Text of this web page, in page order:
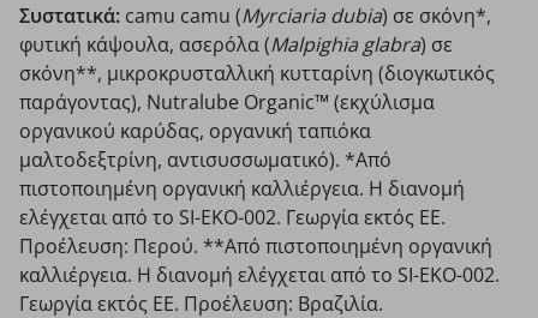
Συστατικά: camu camu (Myrciaria dubia) σε σκόνη*,
φυτική κάψουλα, ασερόλα (Malpighia glabra) σε
σκόνη**, μικροκρυσταλλική κυτταρίνη (διογκωτικός
παράγοντας), Nutralube Organic™ (εκχύλισμα
οργανικού καρύδας, οργανική ταπιόκα
μαλτοδεξτρίνη, αντισυσσωματικό). *Από
πιστοποιημένη οργανική καλλιέργεια. Η διανομή
ελέγχεται από το SI-EKO-002. Γεωργία εκτός ΕΕ.
Προέλευση: Περού. **Από πιστοποιημένη οργανική
καλλιέργεια. Η διανομή ελέγχεται από το SI-EKO-002.
Γεωργία εκτός ΕΕ. Προέλευση: Βραζιλία.